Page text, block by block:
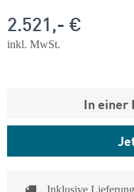
2.521,- €
inkl. MwSt.
In einer
Inklusive Lieferung